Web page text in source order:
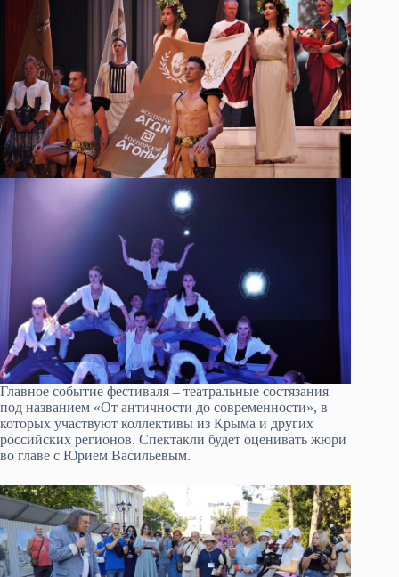
Главное событие фестиваля – театральные состязания
под названием «От античности до современности», в
которых участвуют коллективы из Крыма и других
российских регионов. Спектакли будет оценивать жюри
во главе с Юрием Васильевым.